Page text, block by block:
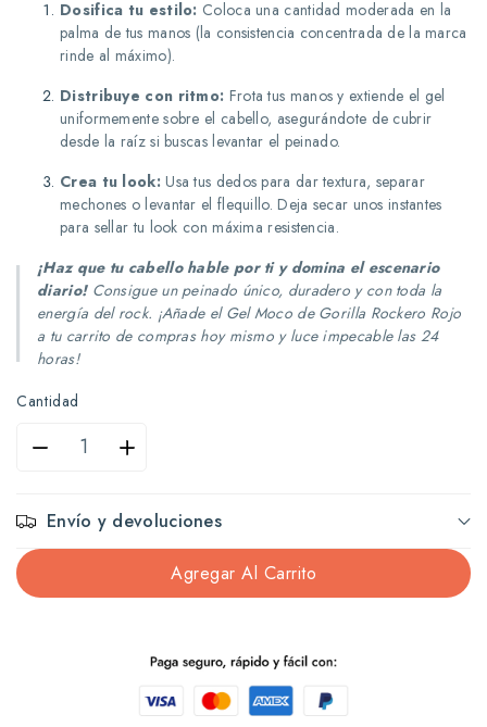
Dosifica tu estilo: Coloca una cantidad moderada en la
palma de tus manos (la consistencia concentrada de la marca
rinde al máximo).
Distribuye con ritmo: Frota tus manos y extiende el gel
uniformemente sobre el cabello, asegurándote de cubrir
desde la raíz si buscas levantar el peinado.
Crea tu look: Usa tus dedos para dar textura, separar
mechones o levantar el flequillo. Deja secar unos instantes
para sellar tu look con máxima resistencia.
¡Haz que tu cabello hable por ti y domina el escenario
diario!Consigue un peinado único, duradero y con toda la
energía del rock. ¡Añade el Gel Moco de Gorilla Rockero Rojo
a tu carrito de compras hoy mismo y luce impecable las 24
horas!
Cantidad
Reducir
cantidad
para
Gel
Aumentar
cantidad
para
Gel
moco
de
Envío y devoluciones
Agregar Al Carrito